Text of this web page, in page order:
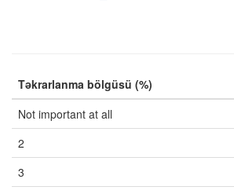
Təkrarlanma bölgüsü (%)
Not important at all
2
3